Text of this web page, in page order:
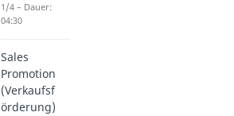
1/4 – Dauer:
04:30
Sales
Promotion
(Verkaufsf
örderung)